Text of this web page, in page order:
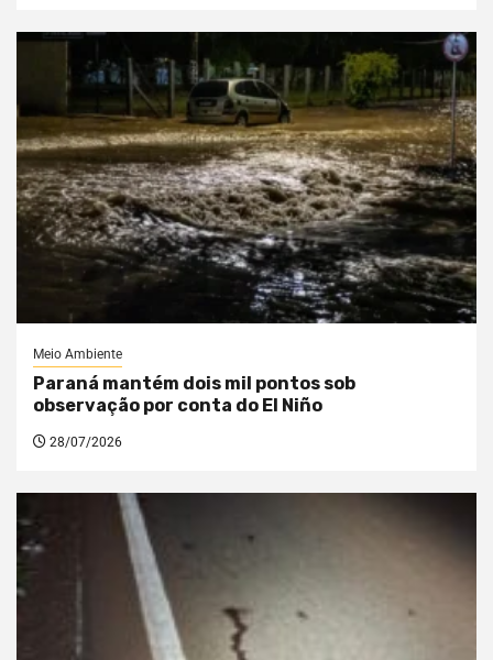
Meio Ambiente
Paraná mantém dois mil pontos sob
observação por conta do El Niño
28/07/2026